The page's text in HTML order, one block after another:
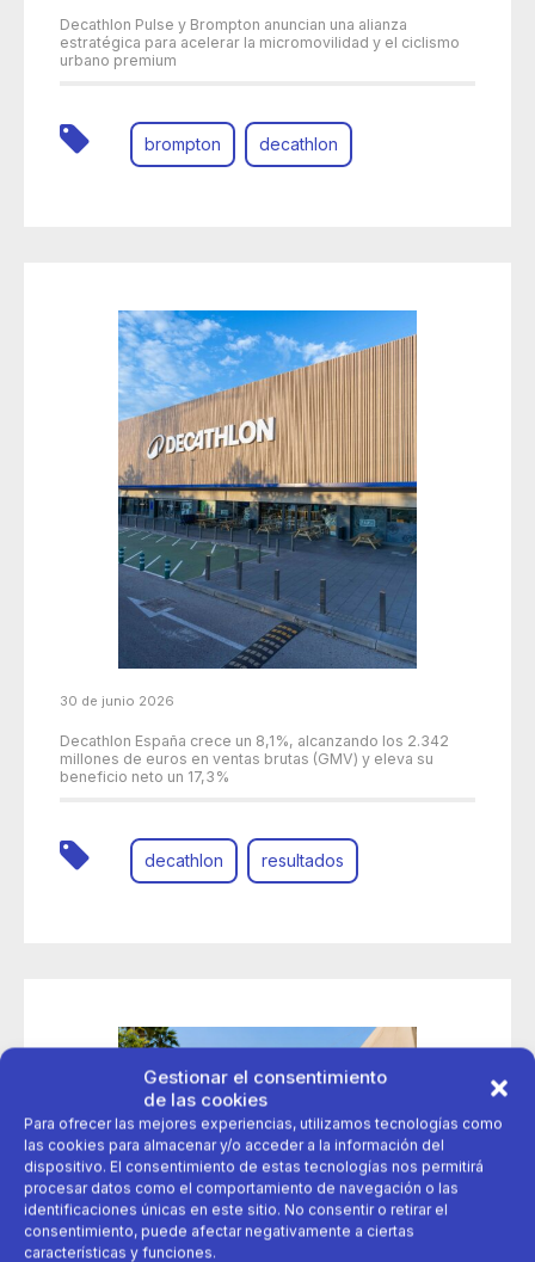
Gestionar el consentimiento
de las cookies
Para ofrecer las mejores experiencias, utilizamos tecnologías como
las cookies para almacenar y/o acceder a la información del
dispositivo. El consentimiento de estas tecnologías nos permitirá
procesar datos como el comportamiento de navegación o las
identificaciones únicas en este sitio. No consentir o retirar el
consentimiento, puede afectar negativamente a ciertas
características y funciones.
Decathlon Pulse y Brompton anuncian una alianza
estratégica para acelerar la micromovilidad y el ciclismo
urbano premium
brompton decathlon
30 de junio 2026
Decathlon España crece un 8,1%, alcanzando los 2.342
millones de euros en ventas brutas (GMV) y eleva su
beneficio neto un 17,3%
decathlon resultados